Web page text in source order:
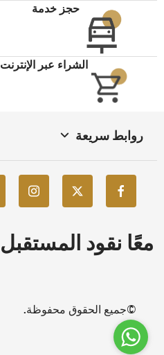
حجز خدمة
الشراء عبر الإنترنت
روابط سريعة
معًا نقود المستقبل
©جميع الحقوق محفوظة.